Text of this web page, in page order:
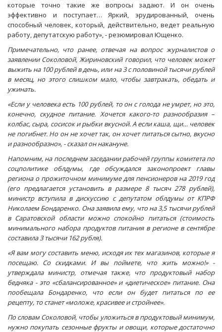
которые точно такие же вопросы задают. И он очень
эффективно и поступает… Яркий, эрудированный, очень
способный человек, который, действительно, ведет реальную
работу, депутатскую работу», - резюмировал Ющенко.
Примечательно, что ранее, отвечая на вопрос журналистов о
заявлении Соколовой, Жириновский говорил, что человек может
выжить на 100 рублей в день, или на 3 с половиной тысячи рублей
в месяц, но этого слишком мало, чтобы завтракать, обедать и
ужинать.
«Если у человека есть 100 рублей, то он с голода не умрет, но это,
конечно, скудное питание. Хочется какого-то разнообразия –
колбас, сыра, сосисок и рыбки вкусной. А если каша, щи… человек
не погибнет. Но он не хочет так, он хочет питаться сытно, вкусно
и разнообразно», - сказал он накануне.
Напомним, на последнем заседании рабочей группы комитета по
соцполитике облдумы, где обсуждался законопроект главы
региона о прожиточном минимуме для пенсионеров на 2019 год
(его предлагается установить в размере 8 тысяч 278 рублей),
министр вступила в дискуссию с депутатом облдумы от КПРФ
Николаем Бондаренко. Она заявила ему, что на 3,5 тысячи рублей
в Саратовской области можно спокойно питаться (стоимость
минимального набора продуктов питания в регионе в сентябре
составила 3 тысячи 162 рубля).
«Я вам могу составить меню, исходя их тех магазинов, которые я
посещаю. Со скидками. И вы поймете, что жить можно!» -
утверждала министр, отмечая также, что продуктовый набор
бедняка - это «сбалансированное» и «диетическое» питание. Она
пообещала Бондаренко, что если он будет питаться по ее
рецепту, то станет «моложе, красивее и стройнее».
По словам Соколовой, чтобы уложиться в продуктовый минимум,
нужно покупать сезонные фрукты и овощи, которые достаточно